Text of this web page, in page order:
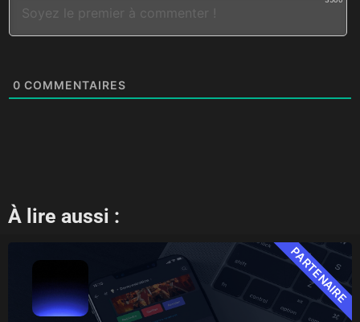
0 COMMENTAIRES
À lire aussi :
PARTENAIRE